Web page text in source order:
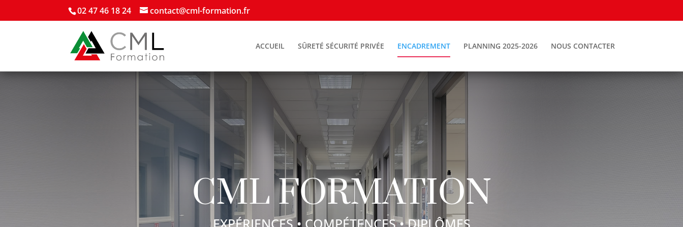
02 47 46 18 24 contact@cml-formation.fr
ACCUEIL SÛRETÉ SÉCURITÉ PRIVÉE ENCADREMENT PLANNING 2025-2026 NOUS CONTACTER
CML FORMATION
EXPÉRIENCES • COMPÉTENCES • DIPLÔMES